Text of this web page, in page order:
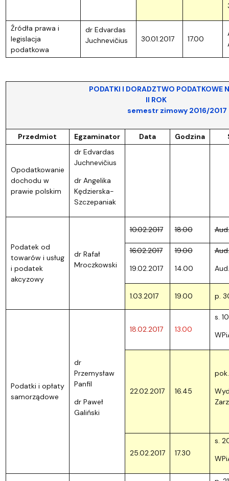
Źródła prawa i
legislacja
podatkowa
dr Edvardas
Juchnevičius
30.01.2017 17.00
PODATKI I DORADZTWO PODATKOWE
II ROK
semestr zimowy 2016/2017
Przedmiot Egzaminator Data Godzina
Opodatkowanie
dochodu w
prawie polskim
dr Edvardas
Juchnevičius
dr Angelika
Kędzierska-
Szczepaniak
Podatek od
towarów i usług
i podatek
akcyzowy
dr Rafał
Mroczkowski
10.02.2017 18.00
16.02.2017
19.02.2017
19.00
14.00
1.03.2017 19.00 p.
Podatki i opłaty
samorządowe
dr
Przemysław
Panfil
dr Paweł
Galiński
18.02.2017 13.00
s.
22.02.2017 16.45
25.02.2017 17.30
s.